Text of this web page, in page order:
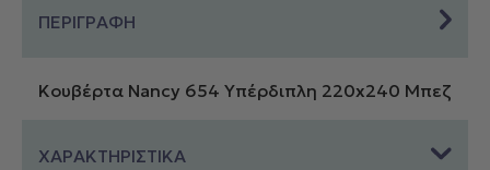
ΠΕΡΙΓΡΑΦΗ
Κουβέρτα Nancy 654 Υπέρδιπλη 220x240 Μπεζ
ΧΑΡΑΚΤΗΡΙΣΤΙΚΑ